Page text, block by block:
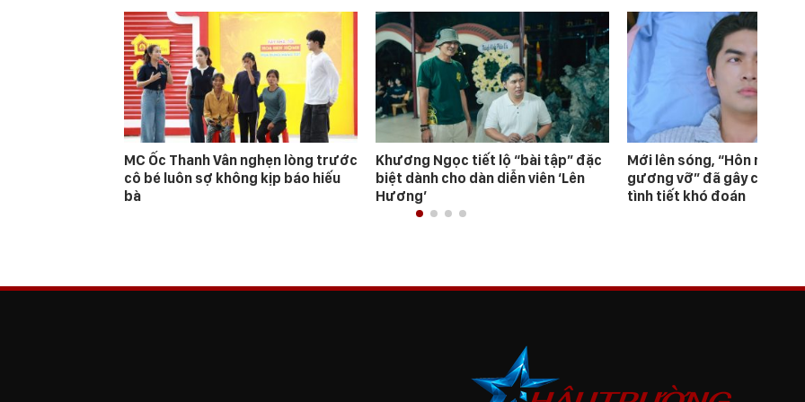
MC Ốc Thanh Vân nghẹn lòng trước
cô bé luôn sợ không kịp báo hiếu
bà
Khương Ngọc tiết lộ “bài tập” đặc
biệt dành cho dàn diễn viên ‘Lên
Hương’
Mới lên sóng, “Hôn nhân
gương vỡ” đã gây chú ý
tình tiết khó đoán